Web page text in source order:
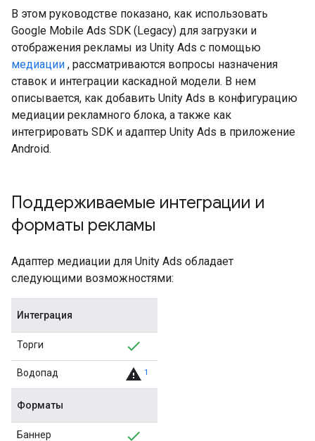
В этом руководстве показано, как использовать
Google Mobile Ads SDK (Legacy) для загрузки и
отображения рекламы из Unity Ads с помощью
медиации , рассматриваются вопросы назначения
ставок и интеграции каскадной модели. В нем
описывается, как добавить Unity Ads в конфигурацию
медиации рекламного блока, а также как
интегрировать SDK и адаптер Unity Ads в приложение
Android.
Поддерживаемые интеграции и
форматы рекламы
Адаптер медиации для Unity Ads обладает
следующими возможностями:
Интеграция
Торги
Водопад warning 1
Форматы
Баннер